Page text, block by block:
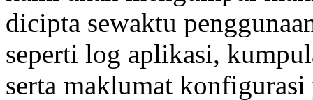
dicipta sewaktu
seperti log aplikasi,
serta maklumat